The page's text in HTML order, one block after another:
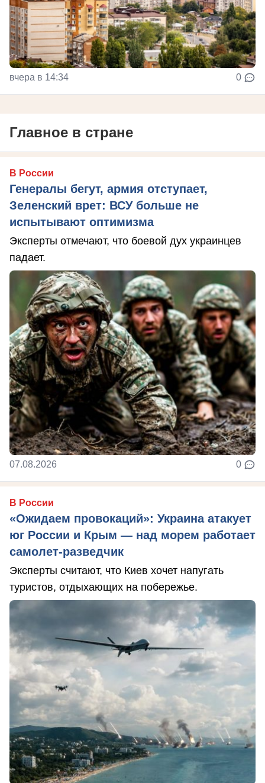
вчера в 14:34 0
Главное в стране
В России
Генералы бегут, армия отступает,
Зеленский врет: ВСУ больше не
испытывают оптимизма
Эксперты отмечают, что боевой дух украинцев
падает.
07.08.2026 0
В России
«Ожидаем провокаций»: Украина атакует
юг России и Крым — над морем работает
самолет-разведчик
Эксперты считают, что Киев хочет напугать
туристов, отдыхающих на побережье.